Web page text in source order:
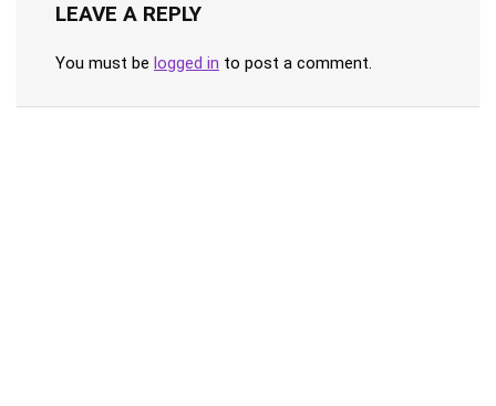
LEAVE A REPLY
You must be logged in to post a comment.